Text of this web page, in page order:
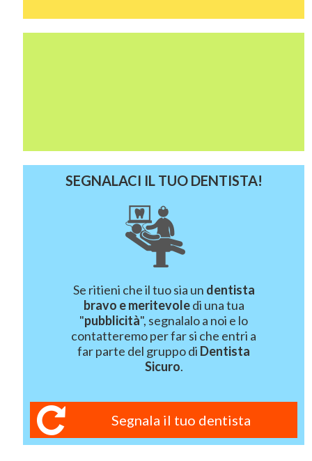
SEGNALACI IL TUO DENTISTA!
Se ritieni che il tuo sia un dentista
bravo e meritevoledi una tua
"pubblicità", segnalalo a noi e lo
contatteremo per far si che entri a
far parte del gruppo di Dentista
Sicuro.
Segnala il tuo dentista